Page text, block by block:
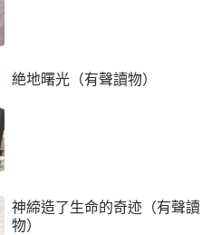
絶地曙光（有聲讀物）
神締造了生命的奇迹（有聲讀
物）